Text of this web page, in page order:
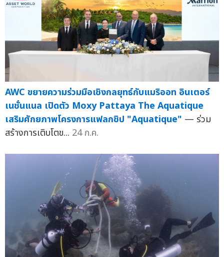
AWC ขยายความร่วมมือเชิงกลยุทธ์กับแมริออท อินเตอร์
เนชั่นแนล เปิดตัว Moxy Pattaya The Aquatique
เสริมศักยภาพโครงการแฟลกชิป "Aquatique" — ร่วม
สร้างการเติบโตข... 24 ก.ค.